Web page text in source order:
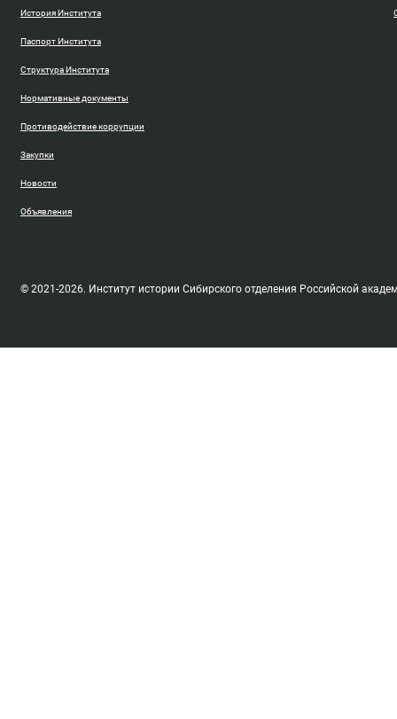
История Института
Паспорт Института
Структура Института
Нормативные документы
Противодействие коррупции
Закупки
Новости
Объявления
© 2021-2026. Институт истории Сибирского отделения Российской